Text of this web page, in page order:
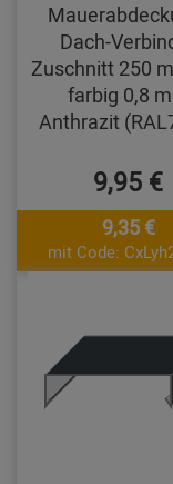
Dach-
Zuschnitt 250
farbig 0,8
Anthrazit
9,95 €
9,35 €
mit Code: